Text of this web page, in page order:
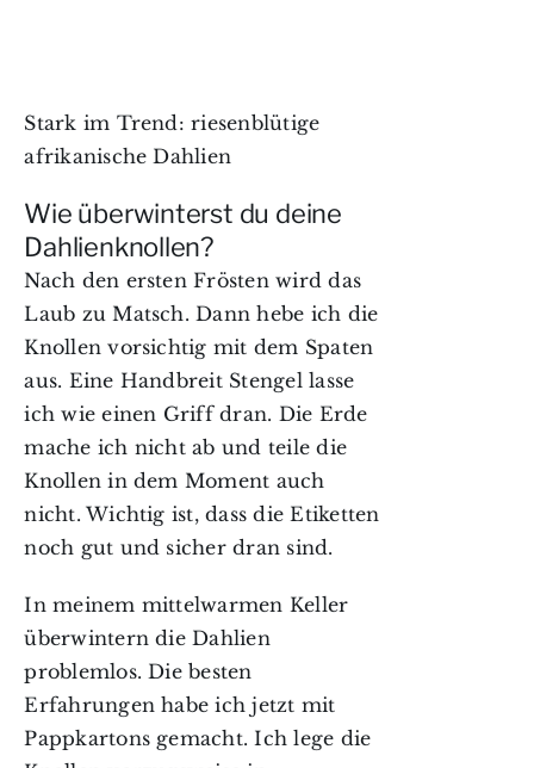
Stark im Trend: riesenblütige
afrikanische Dahlien
Wie überwinterst du deine
Dahlienknollen?
Nach den ersten Frösten wird das
Laub zu Matsch. Dann hebe ich die
Knollen vorsichtig mit dem Spaten
aus. Eine Handbreit Stengel lasse
ich wie einen Griff dran. Die Erde
mache ich nicht ab und teile die
Knollen in dem Moment auch
nicht. Wichtig ist, dass die Etiketten
noch gut und sicher dran sind.
In meinem mittelwarmen Keller
überwintern die Dahlien
problemlos. Die besten
Erfahrungen habe ich jetzt mit
Pappkartons gemacht. Ich lege die